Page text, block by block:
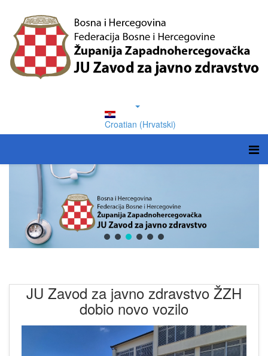
Croatian (Hrvatski)
JU Zavod za javno zdravstvo ŽZH
dobio novo vozilo